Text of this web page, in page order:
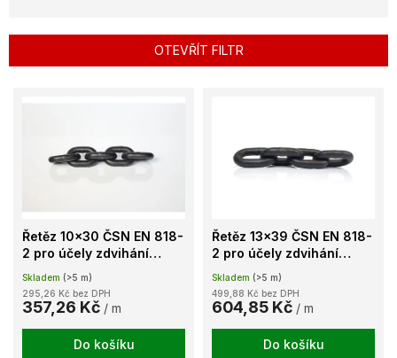
r
OTEVŘÍT FILTR
Řetěz 10x30 ČSN EN 818-
2 pro účely zdvihání
jakost 80 barvený
Skladem (>5 m)
295,26 Kč bez DPH
357,26 Kč / m
Do košíku
Řetěz 13x39 ČSN EN 818-
2 pro účely zdvihání
jakost 80 barvený
Skladem (>5 m)
499,88 Kč bez DPH
604,85 Kč / m
Do košíku